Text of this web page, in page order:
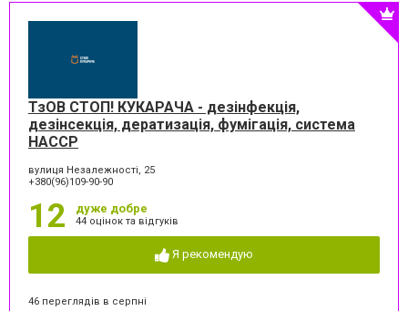
ТзОВ СТОП! КУКАРАЧА - дезінфекція,
дезінсекція, дератизація, фумігація, система
HACCP
вулиця Незалежності, 25
+380(96)109-90-90
12 дуже добре
44 оцінок та відгуків
Я рекомендую
46 переглядів в серпні